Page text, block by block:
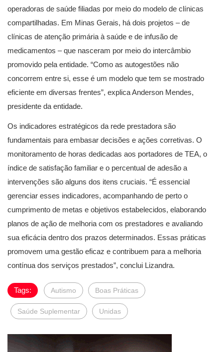
operadoras de saúde filiadas por meio do modelo de clínicas
compartilhadas. Em Minas Gerais, há dois projetos – de
clínicas de atenção primária à saúde e de infusão de
medicamentos – que nasceram por meio do intercâmbio
promovido pela entidade. “Como as autogestões não
concorrem entre si, esse é um modelo que tem se mostrado
eficiente em diversas frentes”, explica Anderson Mendes,
presidente da entidade.
Os indicadores estratégicos da rede prestadora são
fundamentais para embasar decisões e ações corretivas. O
monitoramento de horas dedicadas aos portadores de TEA, o
índice de satisfação familiar e o percentual de adesão a
intervenções são alguns dos itens cruciais. “É essencial
gerenciar esses indicadores, acompanhando de perto o
cumprimento de metas e objetivos estabelecidos, elaborando
planos de ação de melhoria com os prestadores e avaliando
sua eficácia dentro dos prazos determinados. Essas práticas
promovem uma gestão eficaz e contribuem para a melhoria
contínua dos serviços prestados”, conclui Lizandra.
Tags: Autismo Boas Práticas
Saúde Suplementar Unidas